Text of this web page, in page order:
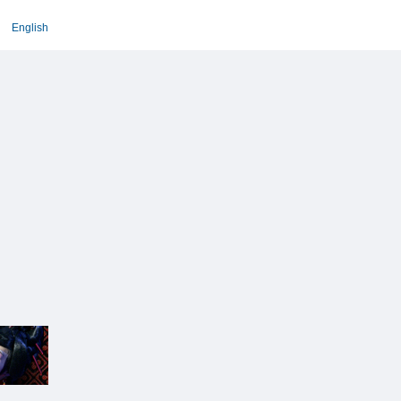
English